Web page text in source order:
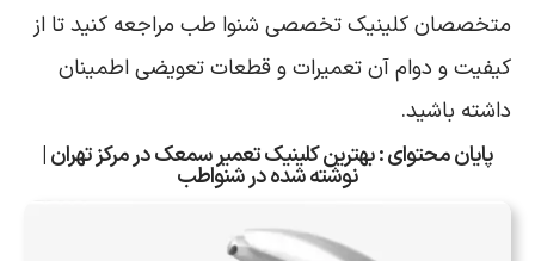
متخصصان کلینیک تخصصی شنوا طب مراجعه کنید تا از
کیفیت و دوام آن تعمیرات و قطعات تعویضی اطمینان
داشته باشید.
پایان محتوای : بهترین کلینیک تعمیر سمعک در مرکز تهران |
نوشته شده در شنواطب